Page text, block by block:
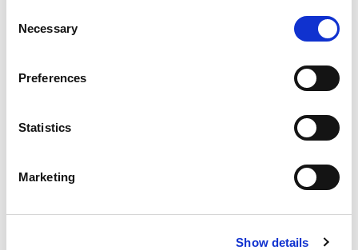
Selection
Necessary
Preferences
Statistics
Marketing
Show details